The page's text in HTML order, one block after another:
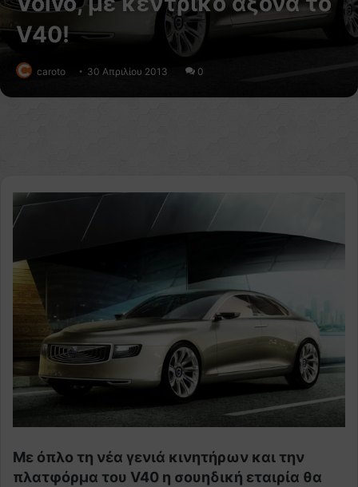
V40!
caroto 30 Απριλίου 2013 0
Με όπλο τη νέα γενιά κινητήρων και την
πλατφόρμα του V40 η σουηδική εταιρία θα